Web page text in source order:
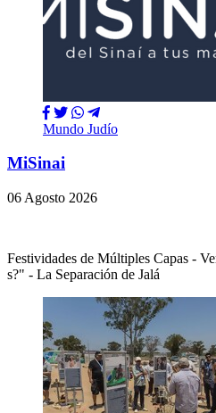
Mundo Judío
MiSinai
06 Agosto 2026
Festividades de Múltiples Capas -
s?" - La Separación de Jalá